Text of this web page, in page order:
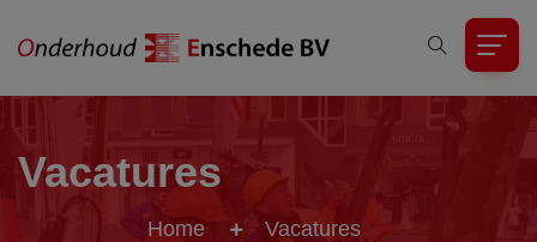
Vacatures
Home
Vacatures